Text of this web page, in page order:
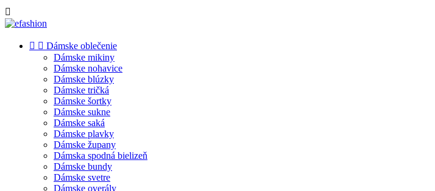

  Dámske oblečenie
Dámske mikiny
Dámske nohavice
Dámske blúzky
Dámske tričká
Dámske šortky
Dámske sukne
Dámske saká
Dámske plavky
Dámske župany
Dámska spodná bielizeň
Dámske bundy
Dámske svetre
Dámske overály